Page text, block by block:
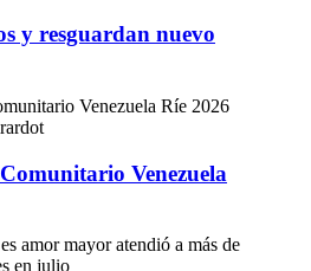
y resguardan nuevo
Venezuela